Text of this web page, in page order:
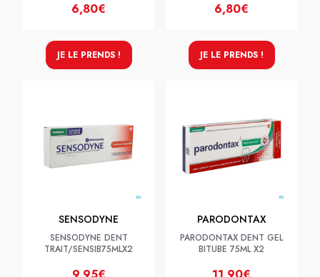
6,80€
JE LE PRENDS !
6,80€
JE LE PRENDS !
SENSODYNE
SENSODYNE DENT
TRAIT/SENSIB75MLX2
PARODONTAX
PARODONTAX DENT GEL
BITUBE 75ML X2